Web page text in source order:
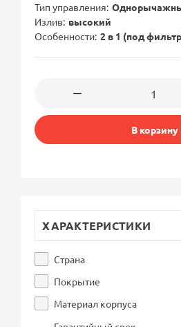
Тип управления
Излив высокий
Особенности 2 в 1 (под
В корзину
ХАРАКТЕРИСТИКИ
Страна
Покрытие
Материал корпуса